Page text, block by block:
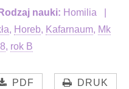
Rodzaj nauki: Homilia
, Horeb, Kafarnaum, Mk
, rok B
PDF DRUK